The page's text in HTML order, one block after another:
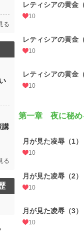
レティシアの黄金（
10
レティシアの黄金（
10
レティシアの黄金（
10
第一章 夜に秘め
月が見た凌辱（1）
10
月が見た凌辱（2）
10
月が見た凌辱（3）
10
る
講
る